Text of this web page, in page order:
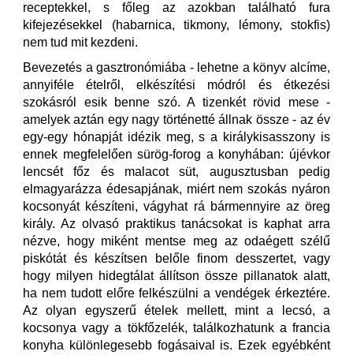
receptekkel, s főleg az azokban található fura
kifejezésekkel (habarnica, tikmony, lémony, stokfis)
nem tud mit kezdeni.
Bevezetés a gasztronómiába - lehetne a könyv alcíme,
annyiféle ételről, elkészítési módról és étkezési
szokásról esik benne szó. A tizenkét rövid mese -
amelyek aztán egy nagy történetté állnak össze - az év
egy-egy hónapját idézik meg, s a királykisasszony is
ennek megfelelően sürög-forog a konyhában: újévkor
lencsét főz és malacot süt, augusztusban pedig
elmagyarázza édesapjának, miért nem szokás nyáron
kocsonyát készíteni, vágyhat rá bármennyire az öreg
király. Az olvasó praktikus tanácsokat is kaphat arra
nézve, hogy miként mentse meg az odaégett szélű
piskótát és készítsen belőle finom desszertet, vagy
hogy milyen hidegtálat állítson össze pillanatok alatt,
ha nem tudott előre felkészülni a vendégek érkeztére.
Az olyan egyszerű ételek mellett, mint a lecsó, a
kocsonya vagy a tökfőzelék, találkozhatunk a francia
konyha különlegesebb fogásaival is. Ezek egyébként